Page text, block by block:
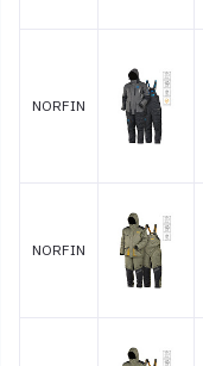
NORFIN
NORFIN